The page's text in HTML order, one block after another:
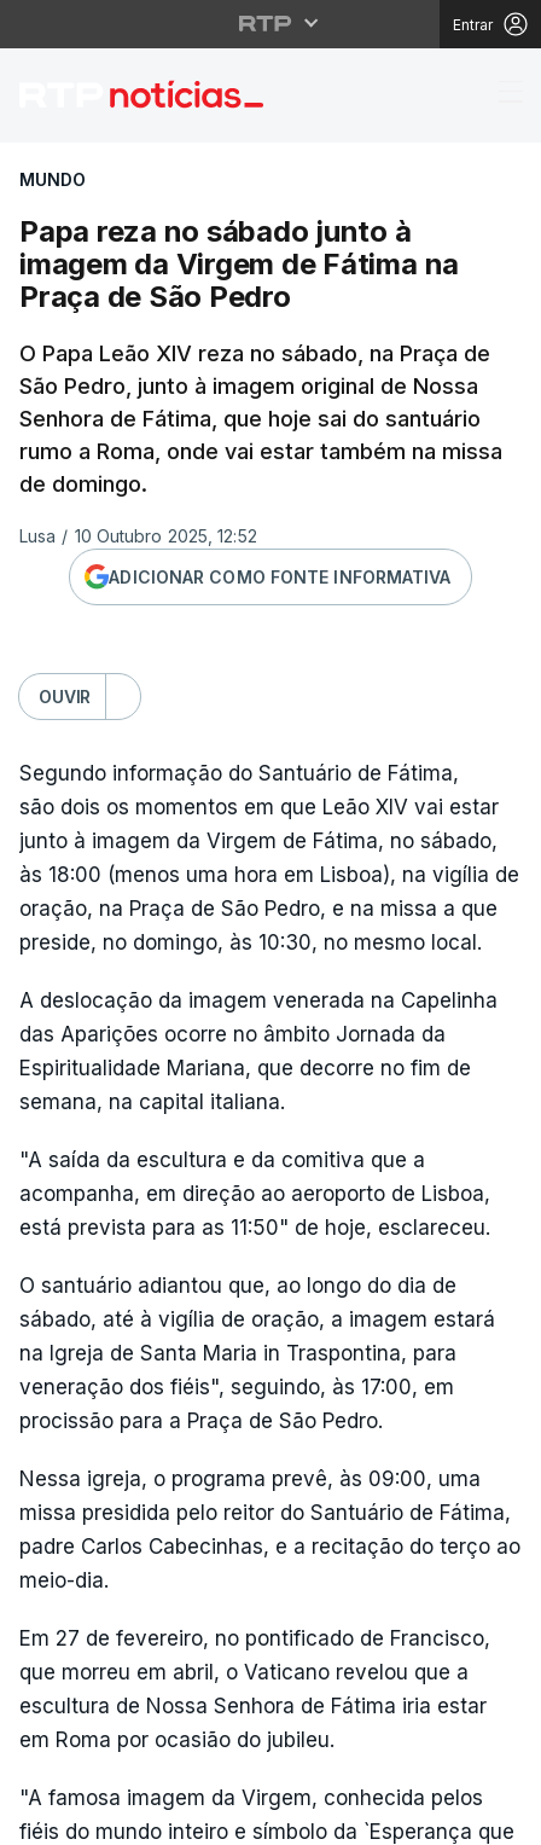
Entrar
Papa reza no sábado
MUNDO
Papa reza no sábado junto à
imagem da Virgem de Fátima na
Praça de São Pedro
O Papa Leão XIV reza no sábado, na Praça de
São Pedro, junto à imagem original de Nossa
Senhora de Fátima, que hoje sai do santuário
rumo a Roma, onde vai estar também na missa
de domingo.
Lusa / 10 Outubro 2025, 12:52
ADICIONAR COMO FONTE INFORMATIVA
OUVIR
Segundo informação do Santuário de Fátima,
são dois os momentos em que Leão XIV vai estar
junto à imagem da Virgem de Fátima, no sábado,
às 18:00 (menos uma hora em Lisboa), na vigília de
oração, na Praça de São Pedro, e na missa a que
preside, no domingo, às 10:30, no mesmo local.
A deslocação da imagem venerada na Capelinha
das Aparições ocorre no âmbito Jornada da
Espiritualidade Mariana, que decorre no fim de
semana, na capital italiana.
"A saída da escultura e da comitiva que a
acompanha, em direção ao aeroporto de Lisboa,
está prevista para as 11:50" de hoje, esclareceu.
O santuário adiantou que, ao longo do dia de
sábado, até à vigília de oração, a imagem estará
na Igreja de Santa Maria in Traspontina, para
veneração dos fiéis", seguindo, às 17:00, em
procissão para a Praça de São Pedro.
Nessa igreja, o programa prevê, às 09:00, uma
missa presidida pelo reitor do Santuário de Fátima,
padre Carlos Cabecinhas, e a recitação do terço ao
meio-dia.
Em 27 de fevereiro, no pontificado de Francisco,
que morreu em abril, o Vaticano revelou que a
escultura de Nossa Senhora de Fátima iria estar
em Roma por ocasião do jubileu.
"A famosa imagem da Virgem, conhecida pelos
fiéis do mundo inteiro e símbolo da `Esperança que